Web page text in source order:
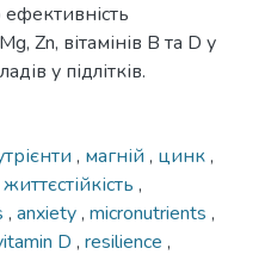
Zn, вітамінів B та D у
у підлітків.
, магній , цинк,
життєстійкість ,
, anxiety, micronutrients ,
D , resilience ,